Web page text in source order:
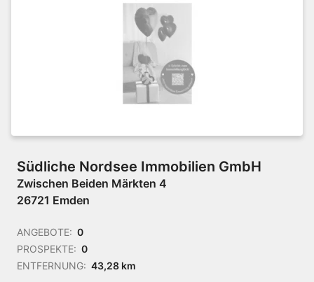
Südliche Nordsee Immobilien GmbH
Zwischen Beiden Märkten 4
26721 Emden
ANGEBOTE: 0
PROSPEKTE: 0
ENTFERNUNG: 43,28 km